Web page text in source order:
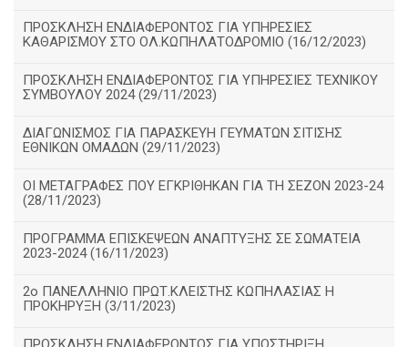
ΠΡΟΣΚΛΗΣΗ ΕΝΔΙΑΦΕΡΟΝΤΟΣ ΓΙΑ ΥΠΗΡΕΣΙΕΣ
ΚΑΘΑΡΙΣΜΟΥ ΣΤΟ ΟΛ.ΚΩΠΗΛΑΤΟΔΡΟΜΙΟ (16/12/2023)
ΠΡΟΣΚΛΗΣΗ ΕΝΔΙΑΦΕΡΟΝΤΟΣ ΓΙΑ ΥΠΗΡΕΣΙΕΣ ΤΕΧΝΙΚΟΥ
ΣΥΜΒΟΥΛΟΥ 2024 (29/11/2023)
ΔΙΑΓΩΝΙΣΜΟΣ ΓΙΑ ΠΑΡΑΣΚΕΥΗ ΓΕΥΜΑΤΩΝ ΣΙΤΙΣΗΣ
ΕΘΝΙΚΩΝ ΟΜΑΔΩΝ (29/11/2023)
ΟΙ ΜΕΤΑΓΡΑΦΕΣ ΠΟΥ ΕΓΚΡΙΘΗΚΑΝ ΓΙΑ ΤΗ ΣΕΖΟΝ 2023-24
(28/11/2023)
ΠΡΟΓΡΑΜΜΑ ΕΠΙΣΚΕΨΕΩΝ ΑΝΑΠΤΥΞΗΣ ΣΕ ΣΩΜΑΤΕΙΑ
2023-2024 (16/11/2023)
2ο ΠΑΝΕΛΛΗΝΙΟ ΠΡΩΤ.ΚΛΕΙΣΤΗΣ ΚΩΠΗΛΑΣΙΑΣ Η
ΠΡΟΚΗΡΥΞΗ (3/11/2023)